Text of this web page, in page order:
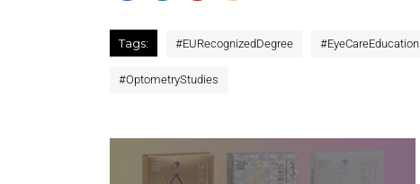
Tags: #EURecognizedDegree #EyeCareEducation
#OptometryStudies